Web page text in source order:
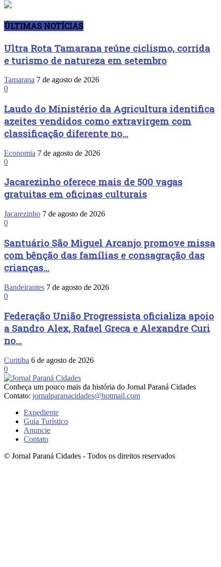
ÚLTIMAS NOTÍCIAS
Ultra Rota Tamarana reúne ciclismo, corrida
e turismo de natureza em setembro
Tamarana 7 de agosto de 2026
0
Laudo do Ministério da Agricultura identifica
azeites vendidos como extravirgem com
classificação diferente no...
Economia 7 de agosto de 2026
0
Jacarezinho oferece mais de 500 vagas
gratuitas em oficinas culturais
Jacarezinho 7 de agosto de 2026
0
Santuário São Miguel Arcanjo promove missa
com bênção das famílias e consagração das
crianças...
Bandeirantes 7 de agosto de 2026
0
Federação União Progressista oficializa apoio
a Sandro Alex, Rafael Greca e Alexandre Curi
no...
Curitiba 6 de agosto de 2026
0
Conheça um pouco mais da história do Jornal Paraná Cidades
Contato: jornalparanacidades@hotmail.com
Expediente
Guia Turístico
Anuncie
Contato
© Jornal Paraná Cidades - Todos os direitos reservados